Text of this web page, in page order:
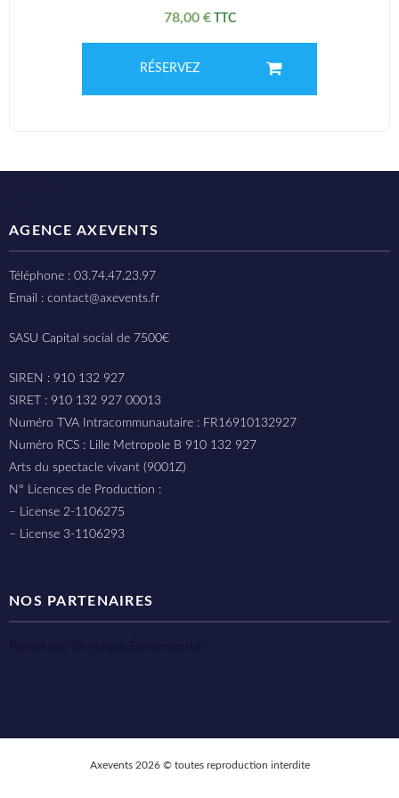
78,00 €
RÉSERVEZ
AGENCE AXEVENTS
Téléphone : 03.74.47.23.97
Email : contact@axevents.fr
SASU Capital social de 7500€
SIREN : 910 132 927
SIRET : 910 132 927 00013
Numéro TVA Intracommunautaire : FR16910132927
Numéro RCS : Lille Metropole B 910 132 927
Arts du spectacle vivant (9001Z)
N° Licences de Production :
– License 2-1106275
– License 3-1106293
NOS PARTENAIRES
Axevents 2026 © toutes reproduction interdite